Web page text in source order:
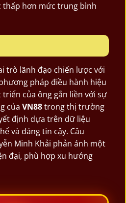
thấp hơn mức trung bình
trò lãnh đạo chiến lược với
pháp điều hành hiệu
của ông gắn liền với sự
của VN88trong thị trường
định dựa trên dữ liệu
và đáng tin cậy. Câu
Minh Khải phản ánh một
đại, phù hợp xu hướng